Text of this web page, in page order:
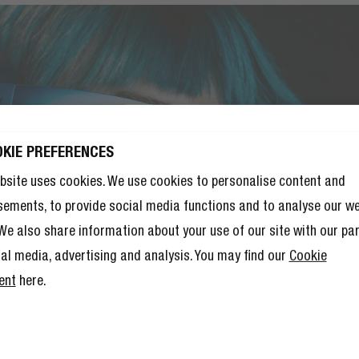
PREFERENCES
uses cookies. We use cookies to personalise content and
to provide social media functions and to analyse our
also share information about your use of our site with our
media, advertising and analysis. You may find our Cookie
here.
NA
na to propozycja na dobry
ale członkostwo w Klubie
Przeczytaj więcej tutaj.